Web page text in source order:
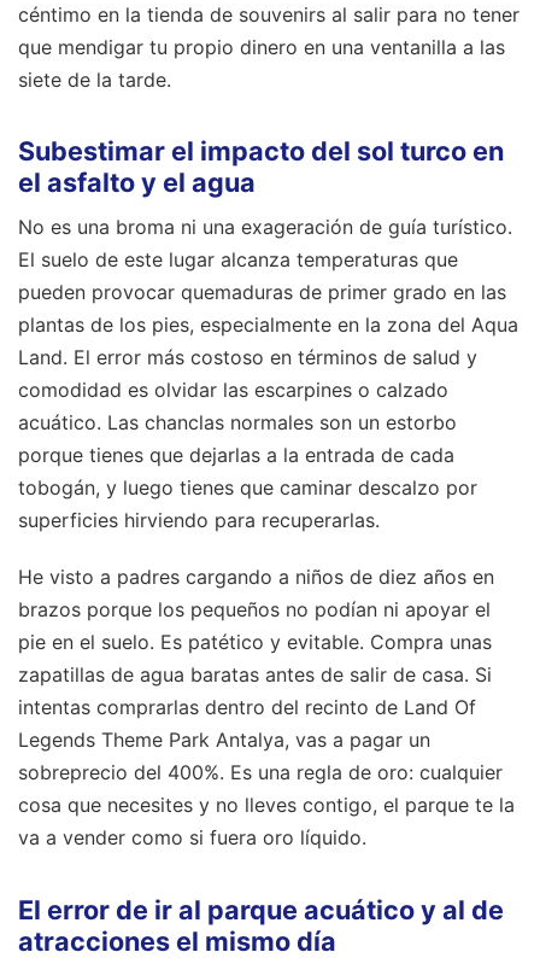
céntimo en la tienda de souvenirs al salir para no tener
que mendigar tu propio dinero en una ventanilla a las
siete de la tarde.
Subestimar el impacto del sol turco en
el asfalto y el agua
No es una broma ni una exageración de guía turístico.
El suelo de este lugar alcanza temperaturas que
pueden provocar quemaduras de primer grado en las
plantas de los pies, especialmente en la zona del Aqua
Land. El error más costoso en términos de salud y
comodidad es olvidar las escarpines o calzado
acuático. Las chanclas normales son un estorbo
porque tienes que dejarlas a la entrada de cada
tobogán, y luego tienes que caminar descalzo por
superficies hirviendo para recuperarlas.
He visto a padres cargando a niños de diez años en
brazos porque los pequeños no podían ni apoyar el
pie en el suelo. Es patético y evitable. Compra unas
zapatillas de agua baratas antes de salir de casa. Si
intentas comprarlas dentro del recinto de Land Of
Legends Theme Park Antalya, vas a pagar un
sobreprecio del 400%. Es una regla de oro: cualquier
cosa que necesites y no lleves contigo, el parque te la
va a vender como si fuera oro líquido.
El error de ir al parque acuático y al de
atracciones el mismo día